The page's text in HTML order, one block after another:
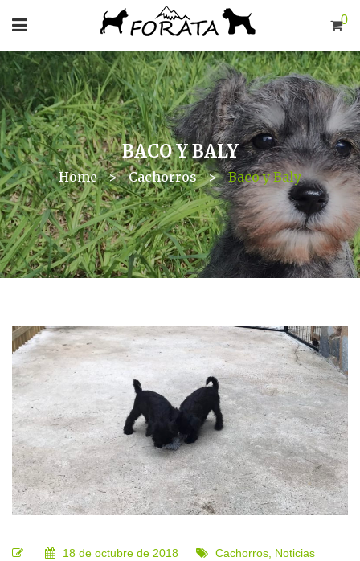
0
BACO Y BALY
Home > Cachorros > Baco y Baly
18 de octubre de 2018 Cachorros Noticias